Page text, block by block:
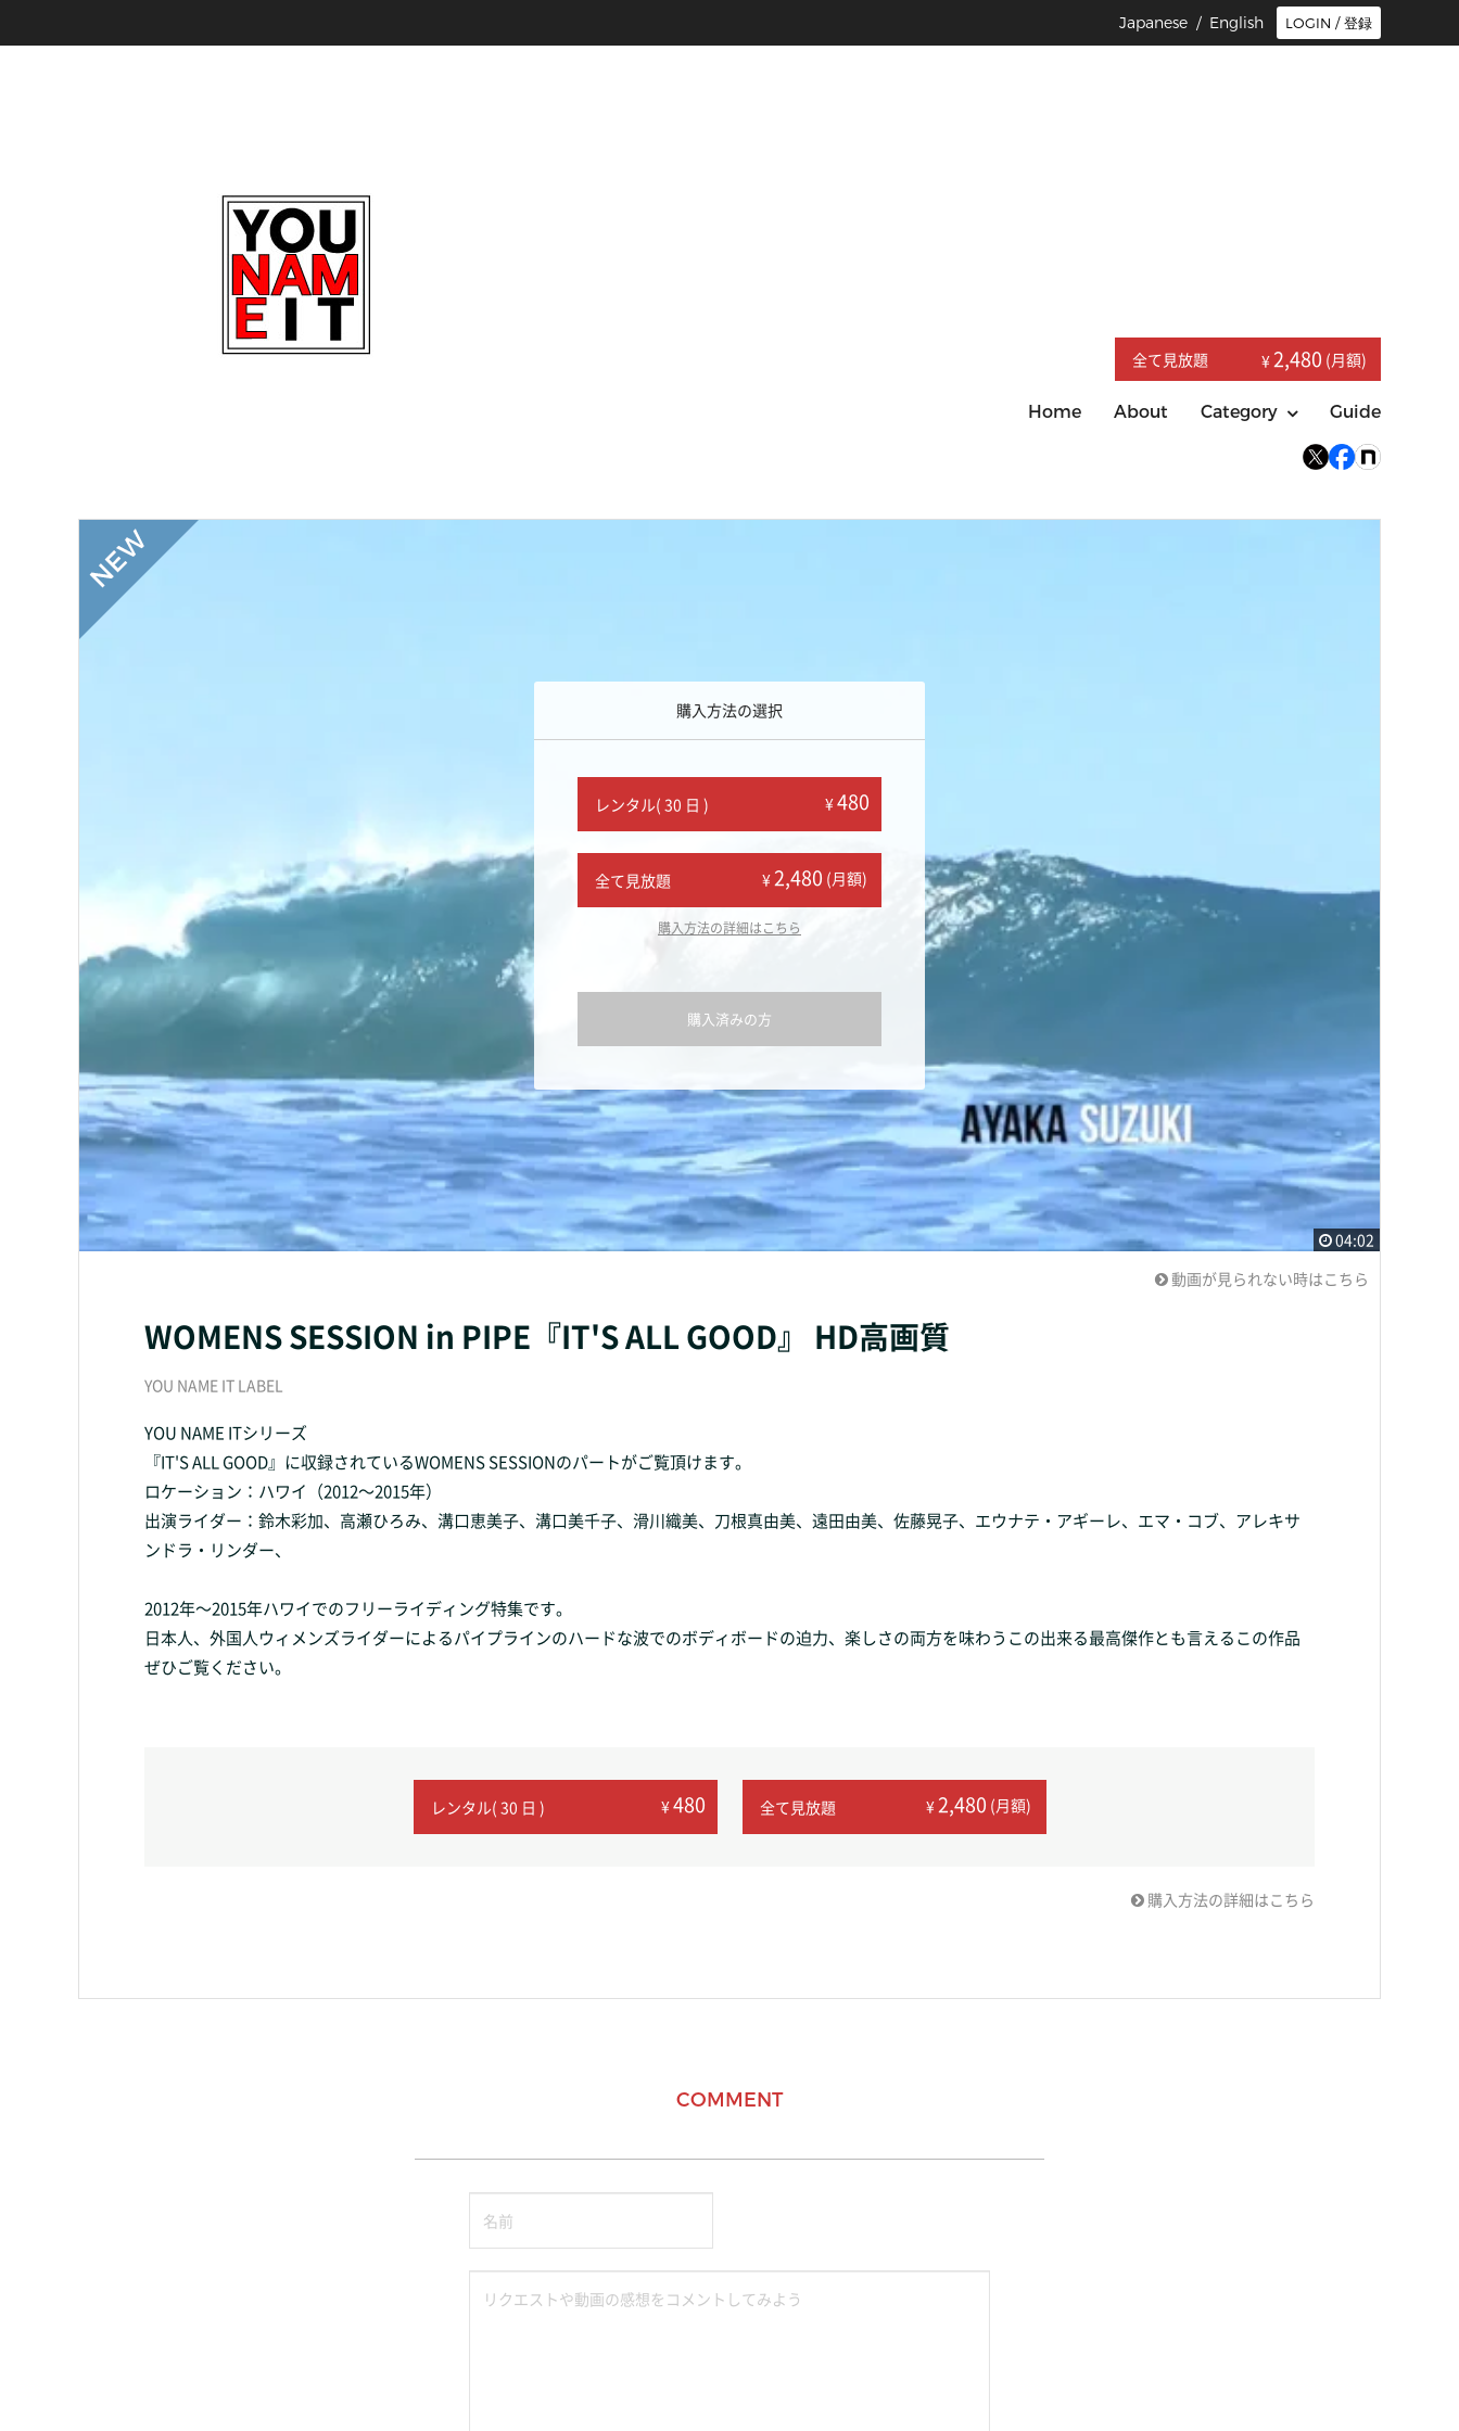
LOGIN / 登録
Japanese / English
全て見放題 ¥2,480 (月額)
Home About Category Guide
購入方法の選択
レンタル( 30 日 ) ¥480
全て見放題 ¥2,480 (月額)
購入方法の詳細はこちら
購入済みの方
04:02
動画が見られない時はこちら
WOMENS SESSION in PIPE『IT'S ALL GOOD』 HD高画質
YOU NAME IT LABEL
YOU NAME ITシリーズ
『IT'S ALL GOOD』に収録されているWOMENS SESSIONのパートがご覧頂けます。
ロケーション：ハワイ（2012〜2015年）
出演ライダー：鈴木彩加、高瀬ひろみ、溝口恵美子、溝口美千子、滑川織美、刀根真由美、遠田由美、佐藤晃子、エウナテ・アギーレ、エマ・コブ、アレキサ
ンドラ・リンダー、
2012年〜2015年ハワイでのフリーライディング特集です。
日本人、外国人ウィメンズライダーによるパイプラインのハードな波でのボディボードの迫力、楽しさの両方を味わうこの出来る最高傑作とも言えるこの作品
ぜひご覧ください。
レンタル( 30 日 ) ¥480 全て見放題 ¥2,480 (月額)
購入方法の詳細はこちら
COMMENT